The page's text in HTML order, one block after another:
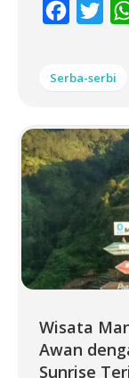
Serba-serbi
Wisata
Awan
Sunrise